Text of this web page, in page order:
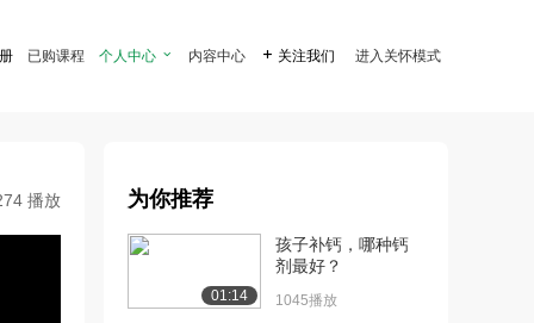
已购课程 个人中心  内容中心  关注我们 进入关怀模式
播放 为你推荐
01:14
孩子补钙，哪种钙
剂最好？
1045播放